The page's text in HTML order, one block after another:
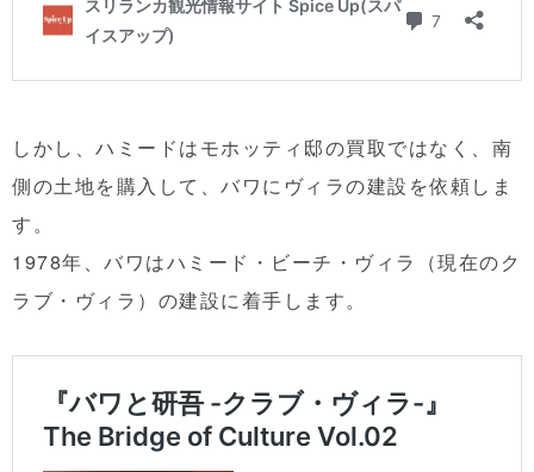
しかし、ハミードはモホッティ邸の買取ではなく、南
側の土地を購入して、バワにヴィラの建設を依頼しま
す。
1978年、バワはハミード・ビーチ・ヴィラ（現在のク
ラブ・ヴィラ）の建設に着手します。